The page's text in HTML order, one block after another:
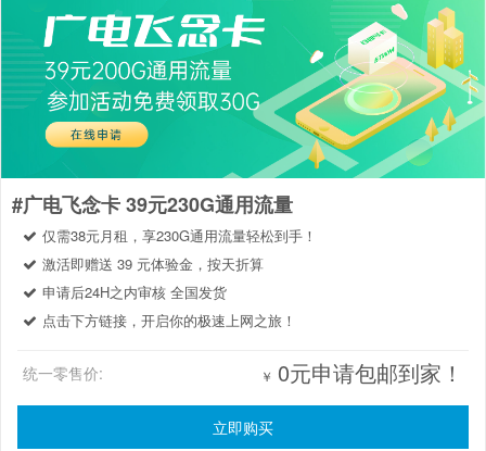
#广电飞念卡 39元230G通用流量
仅需38元月租，享230G通用流量轻松到手！
激活即赠送 39 元体验金，按天折算
申请后24H之内审核 全国发货
点击下方链接，开启你的极速上网之旅！
￥ 0元申请包邮到家！
统一零售价:
立即购买